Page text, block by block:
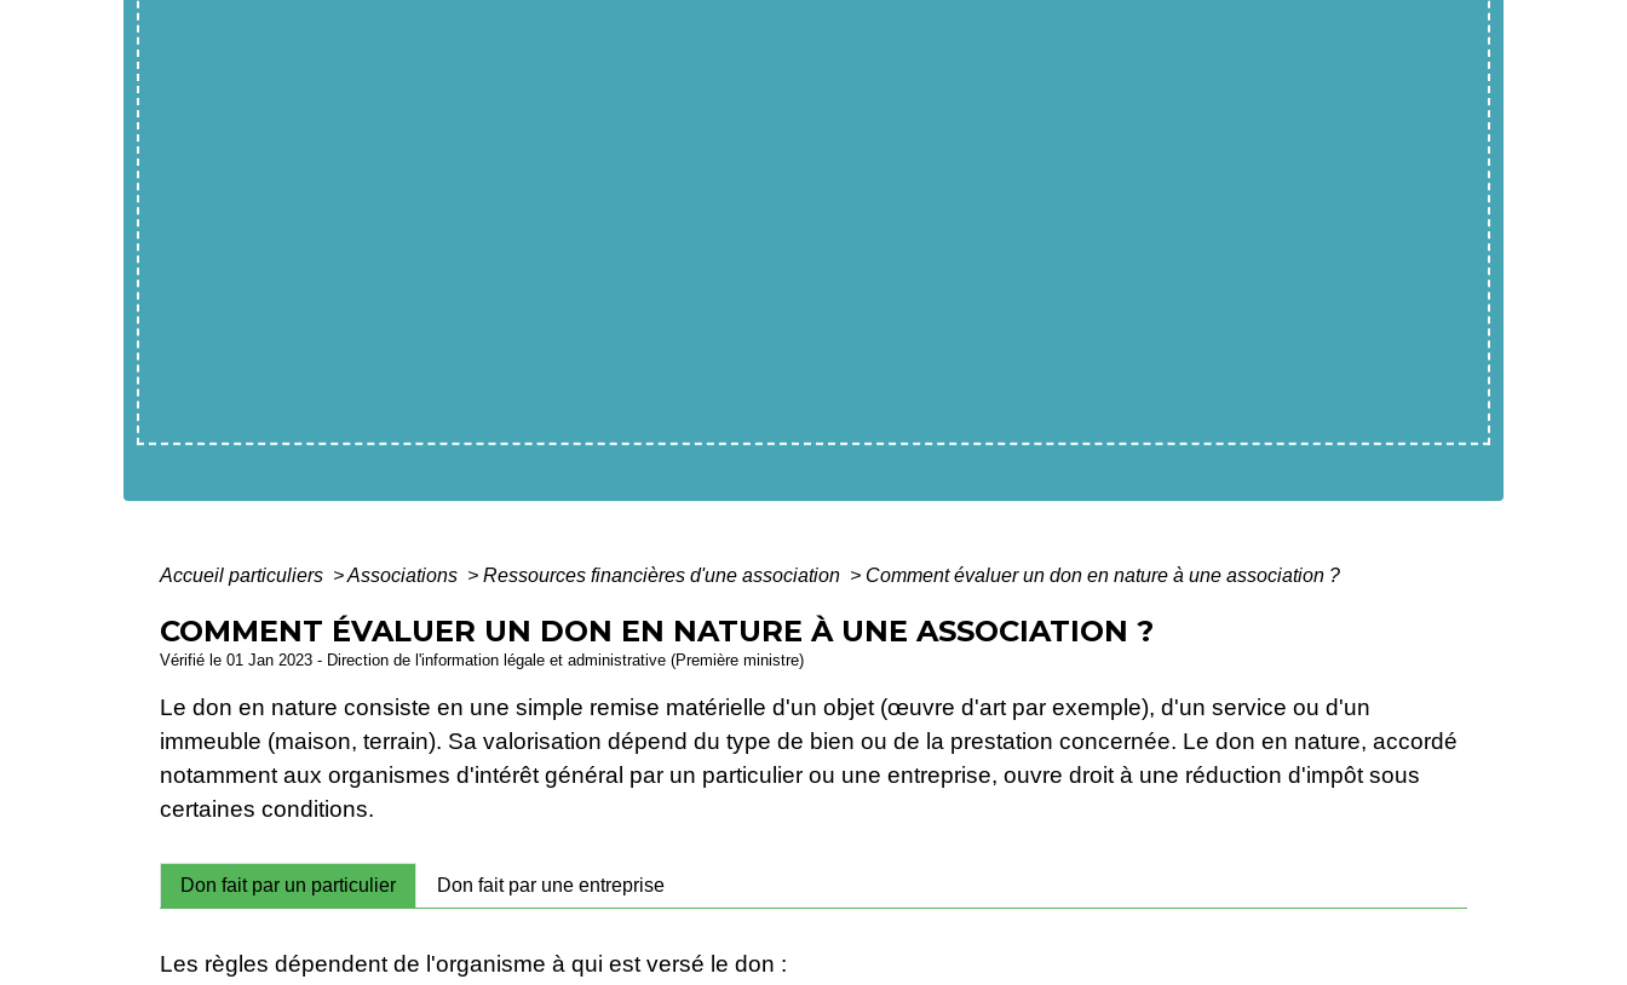
Accueil particuliers >Associations > Ressources financières d'une association > Comment évaluer un don en nature à une association ?
COMMENT ÉVALUER UN DON EN NATURE À UNE ASSOCIATION ?
Vérifié le 01 Jan 2023 - Direction de l'information légale et administrative (Première ministre)
Le don en nature consiste en une simple remise matérielle d'un objet (œuvre d'art par exemple), d'un service ou d'un
immeuble (maison, terrain). Sa valorisation dépend du type de bien ou de la prestation concernée. Le don en nature, accordé
notamment aux organismes d'intérêt général par un particulier ou une entreprise, ouvre droit à une réduction d'impôt sous
certaines conditions.
Don fait par un particulier Don fait par une entreprise
Les règles dépendent de l'organisme à qui est versé le don :